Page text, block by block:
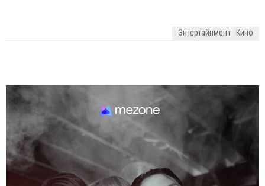
Энтертайнмент Кино